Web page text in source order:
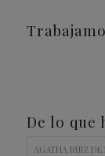
De lo que
AGATHA RUIZ DE